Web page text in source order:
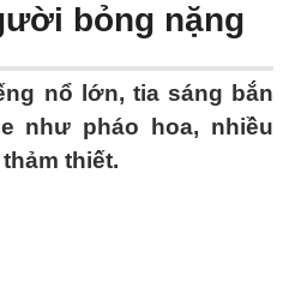
bỏng nặng
nổ lớn, tia sáng bắn
như pháo hoa, nhiều
thiết.